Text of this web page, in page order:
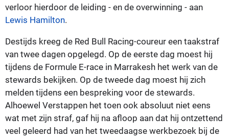
verloor hierdoor de leiding - en de overwinning - aan
Lewis Hamilton.
Destijds kreeg de Red Bull Racing-coureur een taakstraf
van twee dagen opgelegd. Op de eerste dag moest hij
tijdens de Formule E-race in Marrakesh het werk van de
stewards bekijken. Op de tweede dag moest hij zich
melden tijdens een bespreking voor de stewards.
Alhoewel Verstappen het toen ook absoluut niet eens
wat met zijn straf, gaf hij na afloop aan dat hij ontzettend
veel geleerd had van het tweedaagse werkbezoek bij de